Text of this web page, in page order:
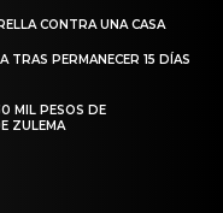
CONTRA UNA CASA
TRAS PERMANECER 15 DÍAS
MIL PESOS DE
ZULEMA